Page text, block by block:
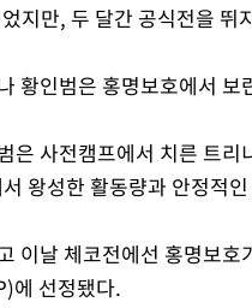
지만, 두 달간 공식전을 뛰
황인범은 홍명보호에서 보
은 사전캠프에서 치른 트
왕성한 활동량과 안정적
이날 체코전에선 홍명보
에 선정됐다.